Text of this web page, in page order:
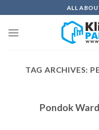
to
content
ALL
TAG ARCHIVES:
Pondok